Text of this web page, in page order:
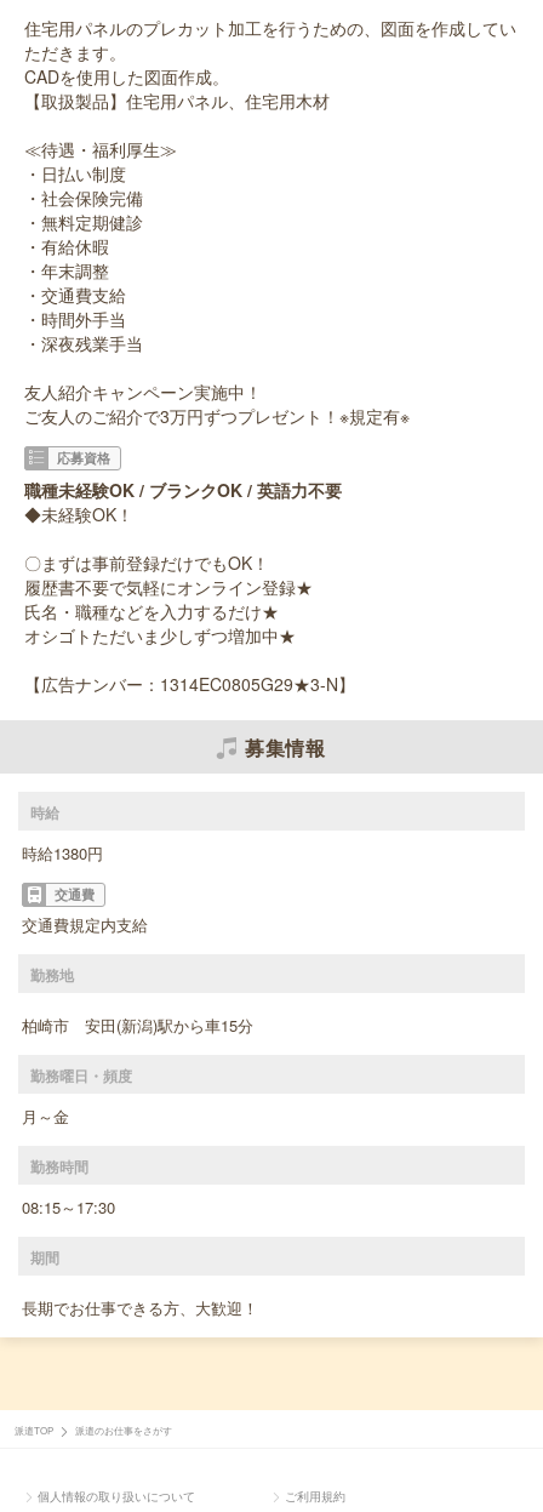
住宅用パネルのプレカット加工を行うための、図面を作成してい
ただきます。
CADを使用した図面作成。
【取扱製品】住宅用パネル、住宅用木材
≪待遇・福利厚生≫
・日払い制度
・社会保険完備
・無料定期健診
・有給休暇
・年末調整
・交通費支給
・時間外手当
・深夜残業手当
友人紹介キャンペーン実施中！
ご友人のご紹介で3万円ずつプレゼント！※規定有※
応募資格
職種未経験OK / ブランクOK / 英語力不要
◆未経験OK！
〇まずは事前登録だけでもOK！
履歴書不要で気軽にオンライン登録★
氏名・職種などを入力するだけ★
オシゴトただいま少しずつ増加中★
【広告ナンバー：1314EC0805G29★3-N】
募集情報
時給
時給1380円
交通費
交通費規定内支給
勤務地
柏崎市 安田(新潟)駅から車15分
勤務曜日・頻度
月～金
勤務時間
08:15～17:30
期間
長期でお仕事できる方、大歓迎！
派遣TOP 派遣のお仕事をさがす
個人情報の取り扱いについて ご利用規約